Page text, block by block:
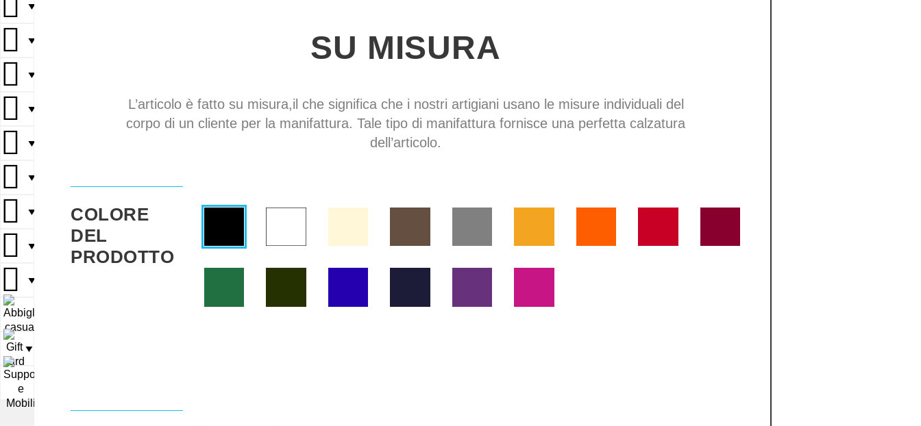
▼
▼
▼
▼
▼
▼
▼
▼
▼
▼
SU MISURA
L’articolo è fatto su misura,il che significa che i nostri artigiani usano le misure individuali del
corpo di un cliente per la manifattura. Tale tipo di manifattura fornisce una perfetta calzatura
dell’articolo.
COLORE
DEL
PRODOTTO